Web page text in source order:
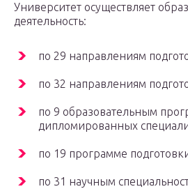
Университет осуществляет
деятельность:
по 29 направлениям
по 32 направлениям
по 9 образовательным
дипломированных
по 19 программе
по 31 научным